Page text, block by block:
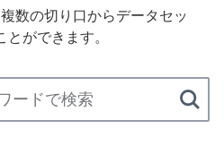
数の切り口からデータセッ
とができます。